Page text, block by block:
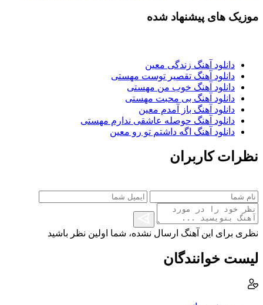
موزیک های پیشنهاد شده
دانلود آهنگ زندگی معین
دانلود آهنگ تقصیر توست مهستی
دانلود آهنگ خوب من مهستی
دانلود آهنگ بی محبت مهستی
دانلود آهنگ باز آمدم معین
دانلود آهنگ حوصله عاشقی ندارم مهستی
دانلود آهنگ اگه داشتم تو رو معین
نظرات کاربران
نظری برای این آهنگ ارسال نشده، شما اولین نظر باشید
لیست خوانندگان